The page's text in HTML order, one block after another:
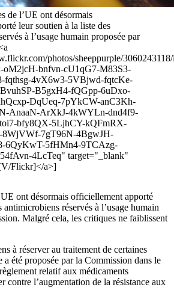
de l’UE ont désormais
leur soutien à la liste des
à l’usage humain proposée par
photos/sheeppurple/
oM2jcH-bnfvn-cU1qG7-M83S3-
fqthsg-4vX6w3-5VBjwd-fqtcKe-
B5gxH4-fQGpp-6uDxo-
DqUeq-7pYkCW-anC3Kh-
AnaaN-ArXkJ-4kWYLn-dnd4f9-
bfy8QX-5LjhCY-kQFmRX-
7gT96N-4BgwJH-
6QyKwT-5fHMn4-9TCAzg-
4LcTeq" target="_blank"
Flickr]</a>]
ont désormais officiellement apporté
réservés à l’usage humain
Malgré cela, les critiques ne faiblissent
à réserver au traitement de certaines
a été proposée par la Commission dans le
relatif aux médicaments
contre l’augmentation de la résistance aux